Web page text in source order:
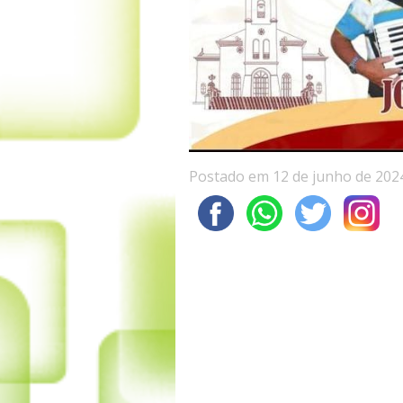
Postado em 12 de junho de